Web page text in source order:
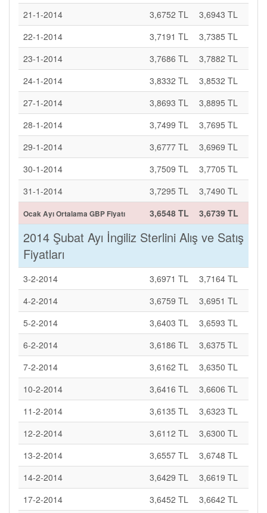
21-1-2014
3,6752 TL
3,6943 TL
22-1-2014
3,7191 TL
3,7385 TL
23-1-2014
3,7686 TL
3,7882 TL
24-1-2014
3,8332 TL
3,8532 TL
27-1-2014
3,8693 TL
3,8895 TL
28-1-2014
3,7499 TL
3,7695 TL
29-1-2014
3,6777 TL
3,6969 TL
30-1-2014
3,7509 TL
3,7705 TL
31-1-2014
3,7295 TL 3,7490 TL
Ocak Ayı Ortalama GBP Fiyatı 3,6548 TL 3,6739 TL
2014 Şubat Ayı İngiliz Sterlini Alış ve Satış
Fiyatları
3-2-2014 3,6971 TL
3,7164 TL
4-2-2014
3,6759 TL
3,6951 TL
5-2-2014
3,6403 TL
3,6593 TL
6-2-2014
3,6186 TL
3,6375 TL
7-2-2014
3,6162 TL
3,6350 TL
10-2-2014
3,6416 TL
3,6606 TL
11-2-2014
3,6135 TL
3,6323 TL
12-2-2014
3,6112 TL
3,6300 TL
13-2-2014
3,6557 TL
3,6748 TL
14-2-2014
3,6429 TL
3,6619 TL
17-2-2014
3,6452 TL 3,6642 TL